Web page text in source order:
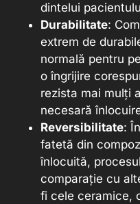
dintelui
Durabilitate:
extrem de
normală pentru
o îngrijire
rezista mai mulți
necesară
Reversibilitate:
fatetă din
înlocuită,
comparație cu
fi cele ceramice,